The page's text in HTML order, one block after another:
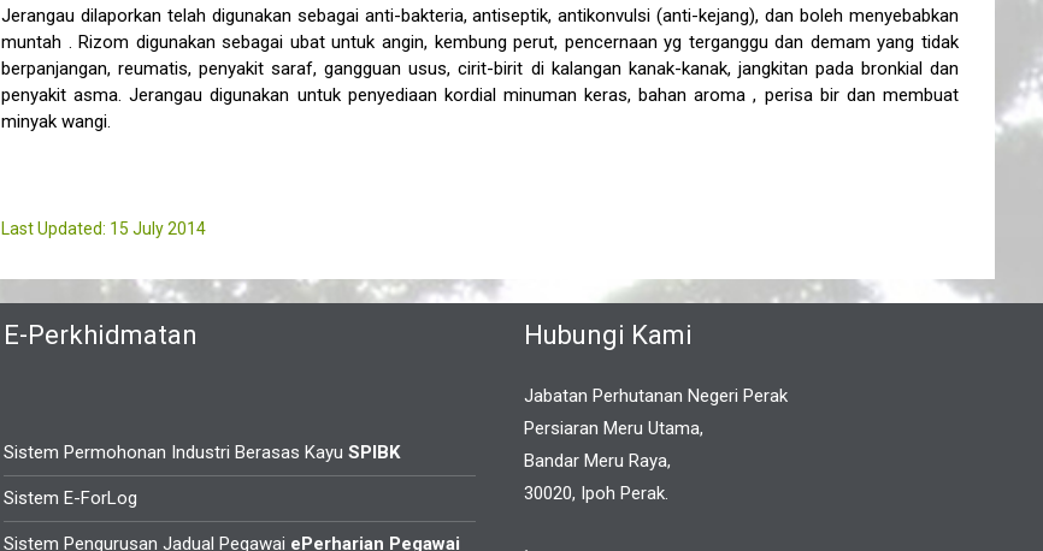
Jerangau dilaporkan telah digunakan sebagai anti-bakteria, antiseptik, antikonvulsi (anti-kejang), dan boleh menyebabkan
muntah . Rizom digunakan sebagai ubat untuk angin, kembung perut, pencernaan yg terganggu dan demam yang tidak
berpanjangan, reumatis, penyakit saraf, gangguan usus, cirit-birit di kalangan kanak-kanak, jangkitan pada bronkial dan
penyakit asma. Jerangau digunakan untuk penyediaan kordial minuman keras, bahan aroma , perisa bir dan membuat
minyak wangi.
Last Updated: 15 July 2014
E-Perkhidmatan
Sistem Permohonan Industri Berasas KayuSPIBK
Sistem E-ForLog
Sistem Pengurusan Jadual Pegawai ePerharian Pegawai
Hubungi Kami
Jabatan Perhutanan Negeri Perak
Persiaran Meru Utama,
Bandar Meru Raya,
30020, Ipoh Perak.